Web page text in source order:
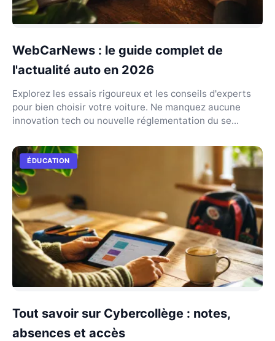
WebCarNews : le guide complet de
l'actualité auto en 2026
Explorez les essais rigoureux et les conseils d'experts
pour bien choisir votre voiture. Ne manquez aucune
innovation tech ou nouvelle réglementation du se...
ÉDUCATION
Tout savoir sur Cybercollège : notes,
absences et accès